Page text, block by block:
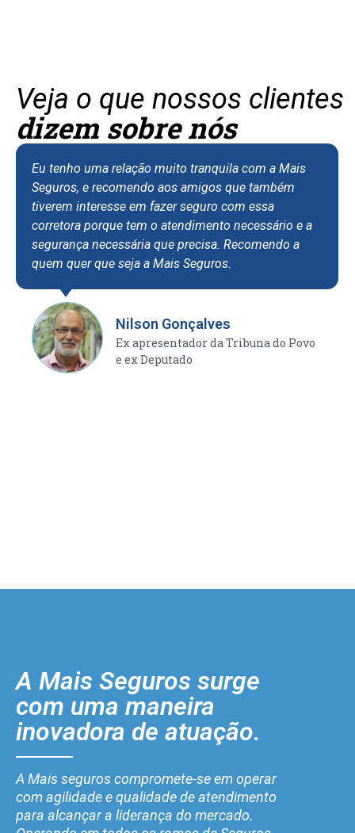
Veja o que nossos clientes
dizem sobre nós
tenho uma relação muito tranquila com a Mais
e recomendo aos amigos que também
interesse em fazer seguro com essa
porque tem o atendimento necessário e a
necessária que precisa. Recomendo a
quer que seja a Mais Seguros.
Nilson Gonçalves
Ex apresentador da Tribuna do Povo
e ex Deputado
A Mais Seguros surge
com uma maneira
inovadora de atuação.
A Mais seguros compromete-se em operar
com agilidade e qualidade de atendimento
para alcançar a liderança do mercado.